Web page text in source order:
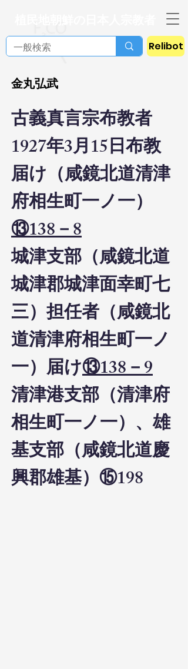
Relibot
金丸弘武
古義真言宗布教者
1927年3月15日布教
届け（咸鏡北道清津
府相生町一ノ一）
⑬138－8
城津支部（咸鏡北道
城津郡城津面幸町七
三）担任者（咸鏡北
道清津府相生町一ノ
一）届け⑬138－9
清津港支部（清津府
相生町一ノ一）、雄
基支部（咸鏡北道慶
興郡雄基）⑮198